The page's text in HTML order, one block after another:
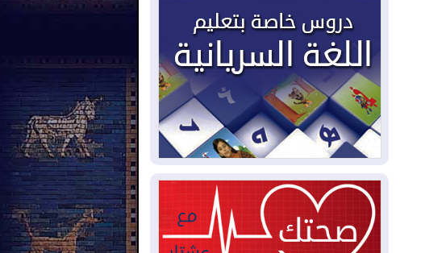
ملفات حقبة الكاظمي تعود إلى
الواجهة.. أنباء عن مراجعات قضائية
وتحقيقات أوسع في قضايا فساد
2026-08-04بيترو يشكو تزوير الانتخابات
الرئاسية ويحذر من "حرب أهلية" في
كولومبيا
2026-08-03رئيس إقليم كوردستان في
2026-08-03
العراق يؤكد مجدداً التزامه
بمنع الهجمات على الدول المجاورة